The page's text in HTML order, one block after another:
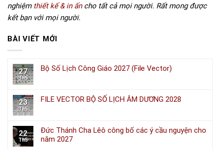
nghiệm thiết kế & in ấncho tất cả mọi người. Rất mong được
kết bạn với mọi người.
BÀI VIẾT MỚI
27
Th5
Bộ Số Lịch Công Giáo 2027 (File Vector)
23
Th5
FILE VECTOR BỘ SỐ LỊCH ÂM DƯƠNG 2028
22
Th5
Đức Thánh Cha Lêô công bố các ý cầu nguyện cho
năm 2027